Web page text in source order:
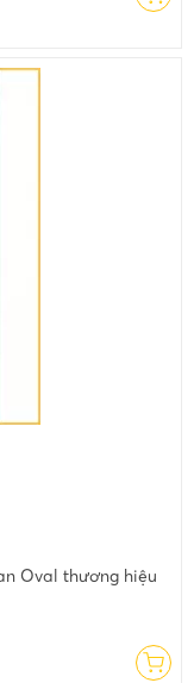
Oval thương hiệu